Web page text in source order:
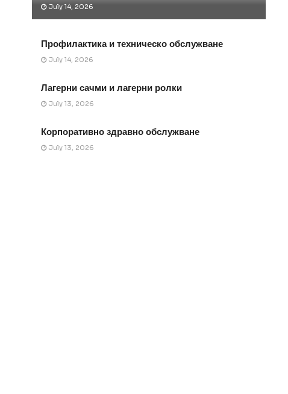
July 14, 2026
Профилактика и техническо обслужване
July 14, 2026
Лагерни сачми и лагерни ролки
July 13, 2026
Корпоративно здравно обслужване
July 13, 2026